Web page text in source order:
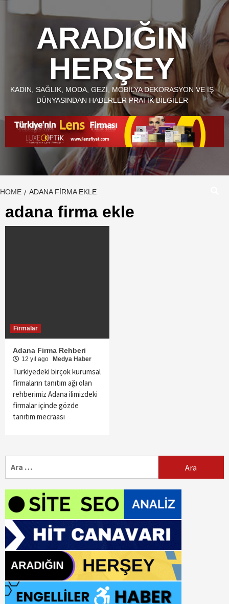
ARADIĞIN
HERŞEY
KADIN, SAĞLIK, MODA, GEZI, MOBILYA DEKORASYON VE İŞ
DÜNYASINDAN HABERLER PRATIK BILGILER
HOME ADANA FIRMA EKLE
adana firma ekle
Firmalar
Adana Firma Rehberi
12 yıl ago Medya Haber
Türkiyedeki birçok kurumsal
firmaların tanıtım ağı olan
rehberimiz Adana ilimizdeki
firmalar içinde gözde
tanıtım mecraası